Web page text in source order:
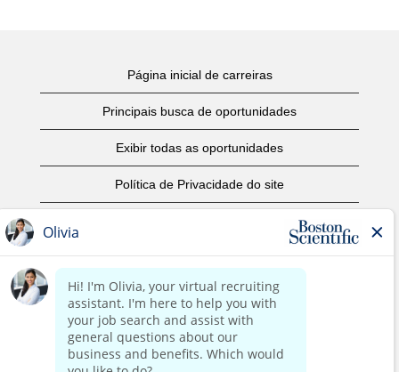
Página inicial de carreiras
Principais busca de oportunidades
Exibir todas as oportunidades
Política de Privacidade do site
Aviso de Direitos Autorais
Entre em contato conosco
Página corporativa